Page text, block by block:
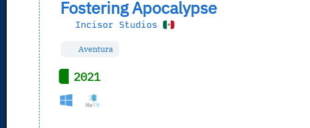
Fostering Apocalypse
Incisor Studios
Aventura
2021